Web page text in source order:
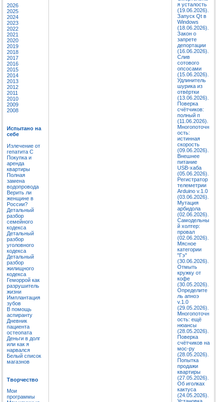
2026
2025
2024
2023
2022
2021
2020
2019
2018
2017
2016
2015
2014
2013
2012
2011
2010
2009
2008
Испытано на
себе
Излечение от
гепатита C
Покупка и
аренда
квартиры
Полная
замена
водопровода
Верить ли
женщине в
России?
Детальный
разбор
семейного
кодекса
Детальный
разбор
уголовного
кодекса
Детальный
разбор
жилищного
кодекса
Геморрой как
разрушитель
жизни
Имплантация
зубов
В помощь
аспиранту
Дневник
пациента
остеопата
Деньги в долг
или как я
нарвался
Белый список
магазнов
Творчество
Мои
программы
я усталость
(19.06.2026).
Запуск Qt в
Windows
(18.06.2026).
Закон о
запрете
депортации
(16.06.2026).
Слив
сотового
опсосами
(15.06.2026).
Удлинитель
шурика из
отвёртки
(13.06.2026).
Поверка
счётчиков:
полный п
(11.06.2026).
Многопоточн
ость:
истинная
скорость
(09.06.2026).
Внешнее
питание
USB-хаба
(05.06.2026).
Регистратор
телеметрии
Arduino v.1.0
(03.06.2026).
Мутация
арбидола
(02.06.2026).
Самодельны
й холтер:
провал
(02.06.2026).
Мясное
категории
"Гэ"
(30.06.2026).
Отмыть
кружку от
кофе
(30.05.2026).
Определите
ль апноэ
v.1.0
(29.05.2026).
Многопоточн
ость: ещё
нюансы
(28.05.2026).
Поверка
счётчиков на
мос-ру
(28.05.2026).
Попытка
продажи
квартиры
(27.05.2026).
Об иголках
кактуса
(24.05.2026).